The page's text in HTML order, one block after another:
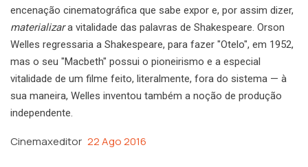
encenação cinematográfica que sabe expor e, por assim dizer,
materializara vitalidade das palavras de Shakespeare. Orson
Welles regressaria a Shakespeare, para fazer "Otelo", em 1952,
mas o seu "Macbeth" possui o pioneirismo e a especial
vitalidade de um filme feito, literalmente, fora do sistema — à
sua maneira, Welles inventou também a noção de produção
independente.
Cinemaxeditor 22 Ago 2016